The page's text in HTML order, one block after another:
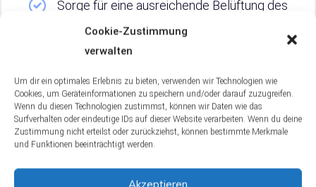
Cookie-Zustimmung
verwalten
Um dir ein optimales Erlebnis zu bieten, verwenden wir Technologien wie
Cookies, um Geräteinformationen zu speichern und/oder darauf zuzugreifen.
Wenn du diesen Technologien zustimmst, können wir Daten wie das
Surfverhalten oder eindeutige IDs auf dieser Website verarbeiten. Wenn du deine
Zustimmung nicht erteilst oder zurückziehst, können bestimmte Merkmale
und Funktionen beeinträchtigt werden.
Akzeptieren
Sorge für eine ausreichende Belüftung des
Aquariums, um die Technik vor Überhitzung
zu schützen.
4. Auswahlkriterien für
dein 10-Liter-Aquarium